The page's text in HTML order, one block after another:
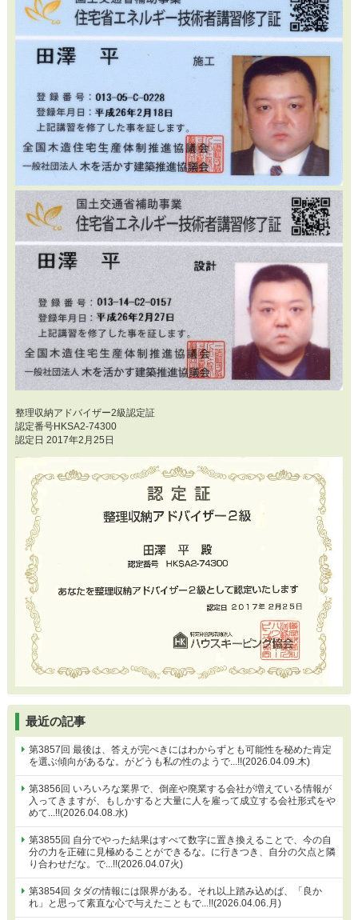
整理収納アドバイザー2級認定証
認定番号HKSA2-74300
認定日 2017年2月25日
最近の記事
第3857回 最後は、答えが完ぺきにはわからずとも可能性を秘めた肯定
を選ぶ傾向があるな。がどうも私の性のようで...!!(2026.04.09.木)
第3856回 いろいろな業界で、倒産や廃業する会社が増えている情報が
入ってきますが、もしかすると大量に人を雇って成立する会社形式をや
めて...!!(2026.04.08.水)
第3855回 自分でやった結果はすべて数字に置き換えることで、今の自
分の力を正確に見極めることができるな。に行きつき、自分の欠点と隣
り合わせだな。で...!!(2026.04.07火)
第3854回 タダの情報には限界がある。それ以上踏み込めば、「良か
れ」と思って素直な心で与えたこともで...!!(2026.04.06.月)